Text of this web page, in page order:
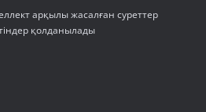
арқылы жасалған суреттер
қолданылады